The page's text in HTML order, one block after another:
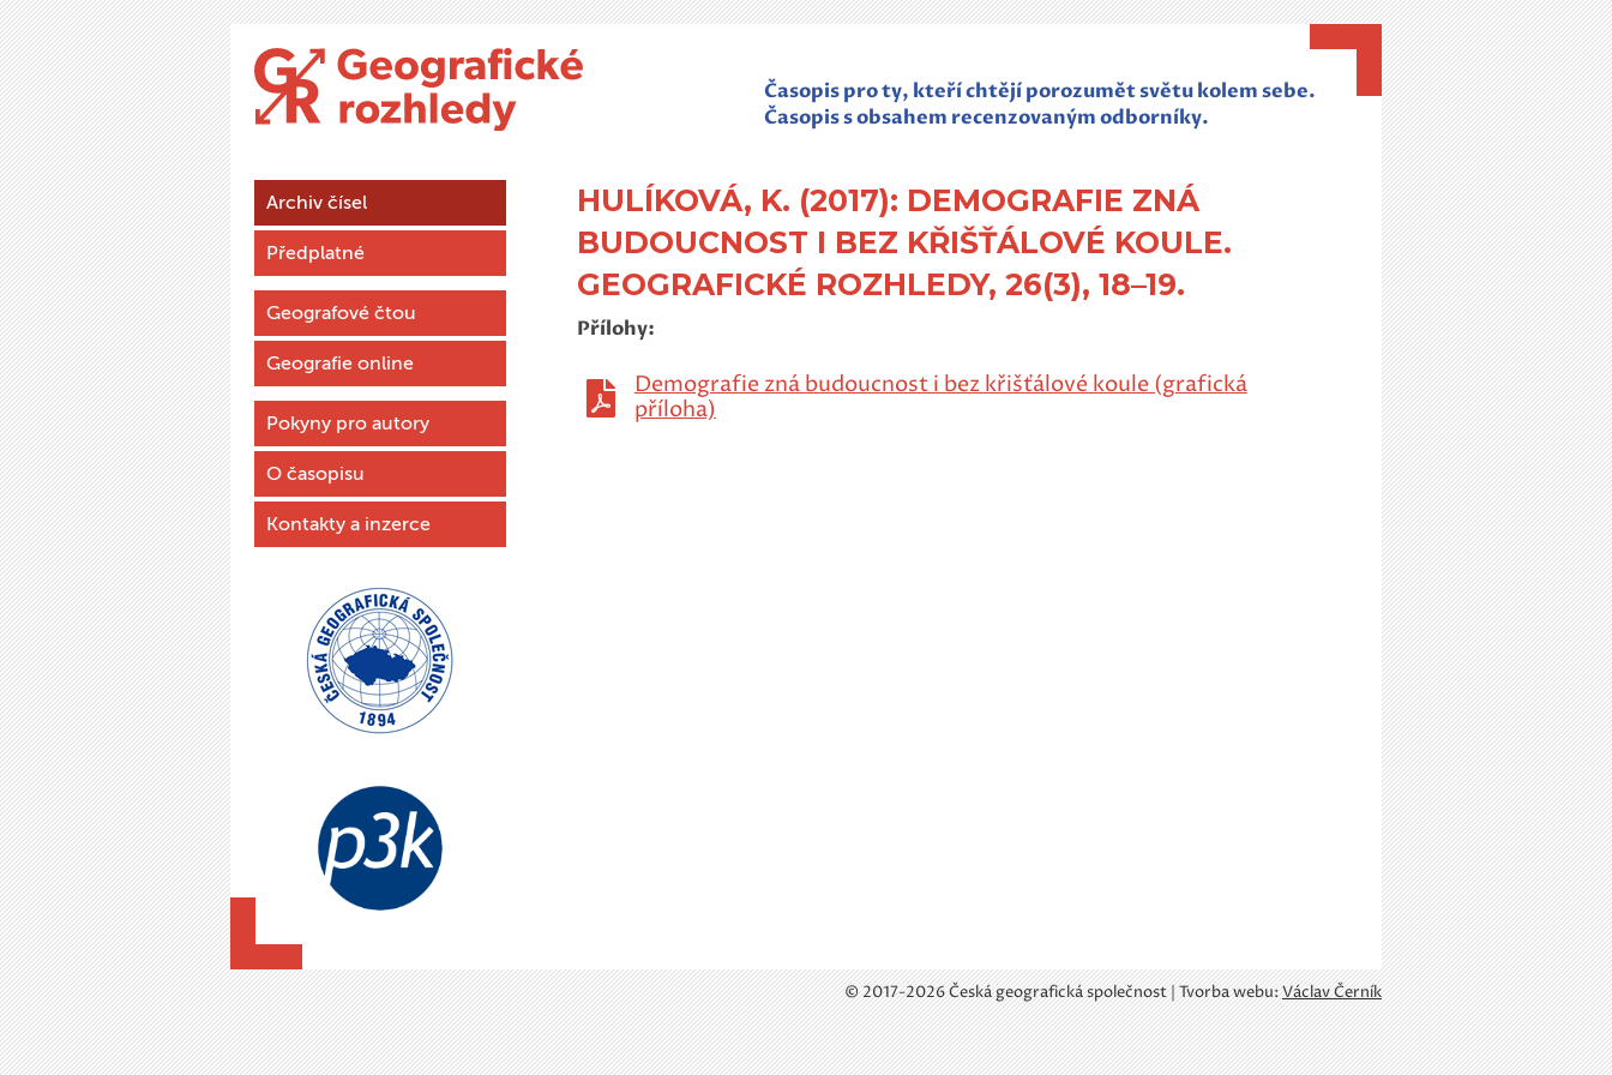
Časopis pro ty, kteří chtějí porozumět světu kolem sebe.
Časopis s obsahem recenzovaným odborníky.
Archiv čísel
Předplatné
Geografové čtou
Geografie online
Pokyny pro autory
O časopisu
Kontakty a inzerce
HULÍKOVÁ, K. (2017): DEMOGRAFIE ZNÁ
BUDOUCNOST I BEZ KŘIŠŤÁLOVÉ KOULE.
GEOGRAFICKÉ ROZHLEDY, 26(3), 18–19.
Přílohy:
Demografie zná budoucnost i bez křišťálové koule (grafická
příloha)
© 2017-2026 Česká geografická společnost | Tvorba webu:Václav Černík